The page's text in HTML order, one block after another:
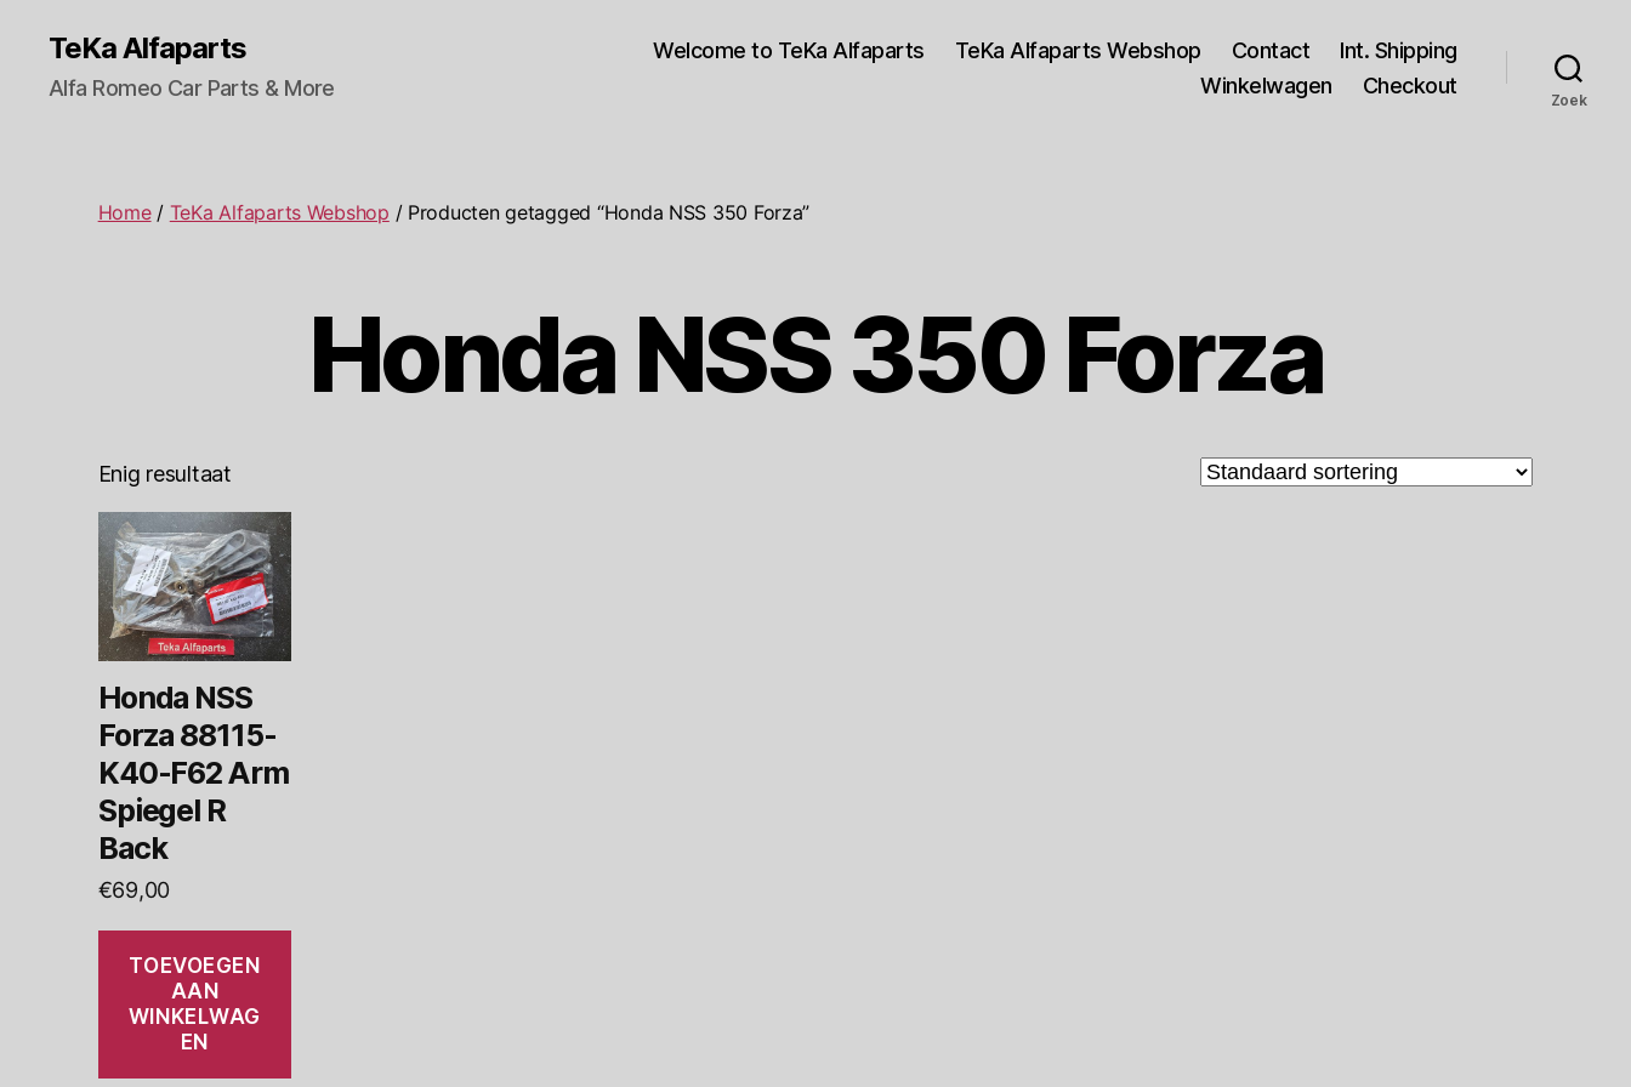
TeKa Alfaparts
Alfa Romeo Car Parts & More
Welcome to TeKa Alfaparts TeKa Alfaparts Webshop Contact
Int. Shipping
Winkelwagen
Checkout
Zoek
Home/ TeKa Alfaparts Webshop / Producten getagged “Honda NSS 350 Forza”
Honda NSS 350 Forza
Enig resultaat
Honda NSS
Forza 88115-
K40-F62 Arm
Spiegel R
Back
€69,00
TOEVOEGEN
AAN
WINKELWAG
EN